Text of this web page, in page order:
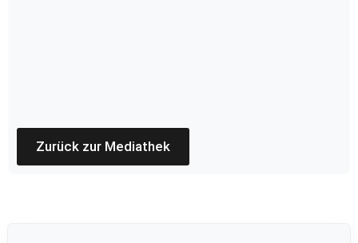
Zurück zur Mediathek